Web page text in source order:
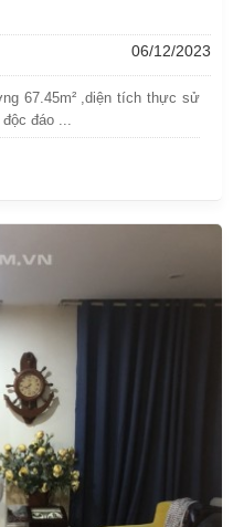
06/12/2023
67.45m² ,diện tích thực sử
đáo ...